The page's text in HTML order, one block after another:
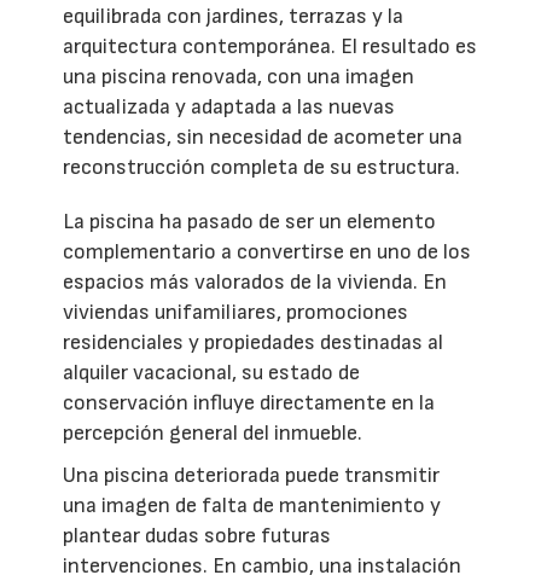
equilibrada con jardines, terrazas y la
arquitectura contemporánea. El resultado es
una piscina renovada, con una imagen
actualizada y adaptada a las nuevas
tendencias, sin necesidad de acometer una
reconstrucción completa de su estructura.
La piscina ha pasado de ser un elemento
complementario a convertirse en uno de los
espacios más valorados de la vivienda. En
viviendas unifamiliares, promociones
residenciales y propiedades destinadas al
alquiler vacacional, su estado de
conservación influye directamente en la
percepción general del inmueble.
Una piscina deteriorada puede transmitir
una imagen de falta de mantenimiento y
plantear dudas sobre futuras
intervenciones. En cambio, una instalación